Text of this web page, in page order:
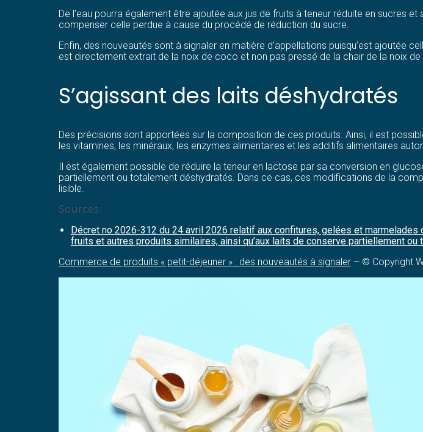
De l’eau pourra également être ajoutée aux jus de fruits à teneur réduite en sucres
compenser celle perdue à cause du procédé de réduction du sucre.
Enfin, des nouveautés sont à signaler en matière d’appellations puisqu’est ajoutée
est directement extrait de la noix de coco et non pas pressé de la chair de la noix
S’agissant des laits déshydratés
Des précisions sont apportées sur la composition de ces produits. Ainsi, il est
les vitamines, les minéraux, les enzymes alimentaires et les additifs alimentaires
Il est également possible de réduire la teneur en lactose par sa conversion en
partiellement ou totalement déshydratés. Dans ce cas, ces modifications de la
lisible.
Sources :
Décret no 2026-312 du 24 avril 2026 relatif aux confitures, gelées et
fruits et autres produits similaires, ainsi qu’aux laits de conserve partiellement
Commerce de produits « petit-déjeuner » : des nouveautés à signaler– © Copyright